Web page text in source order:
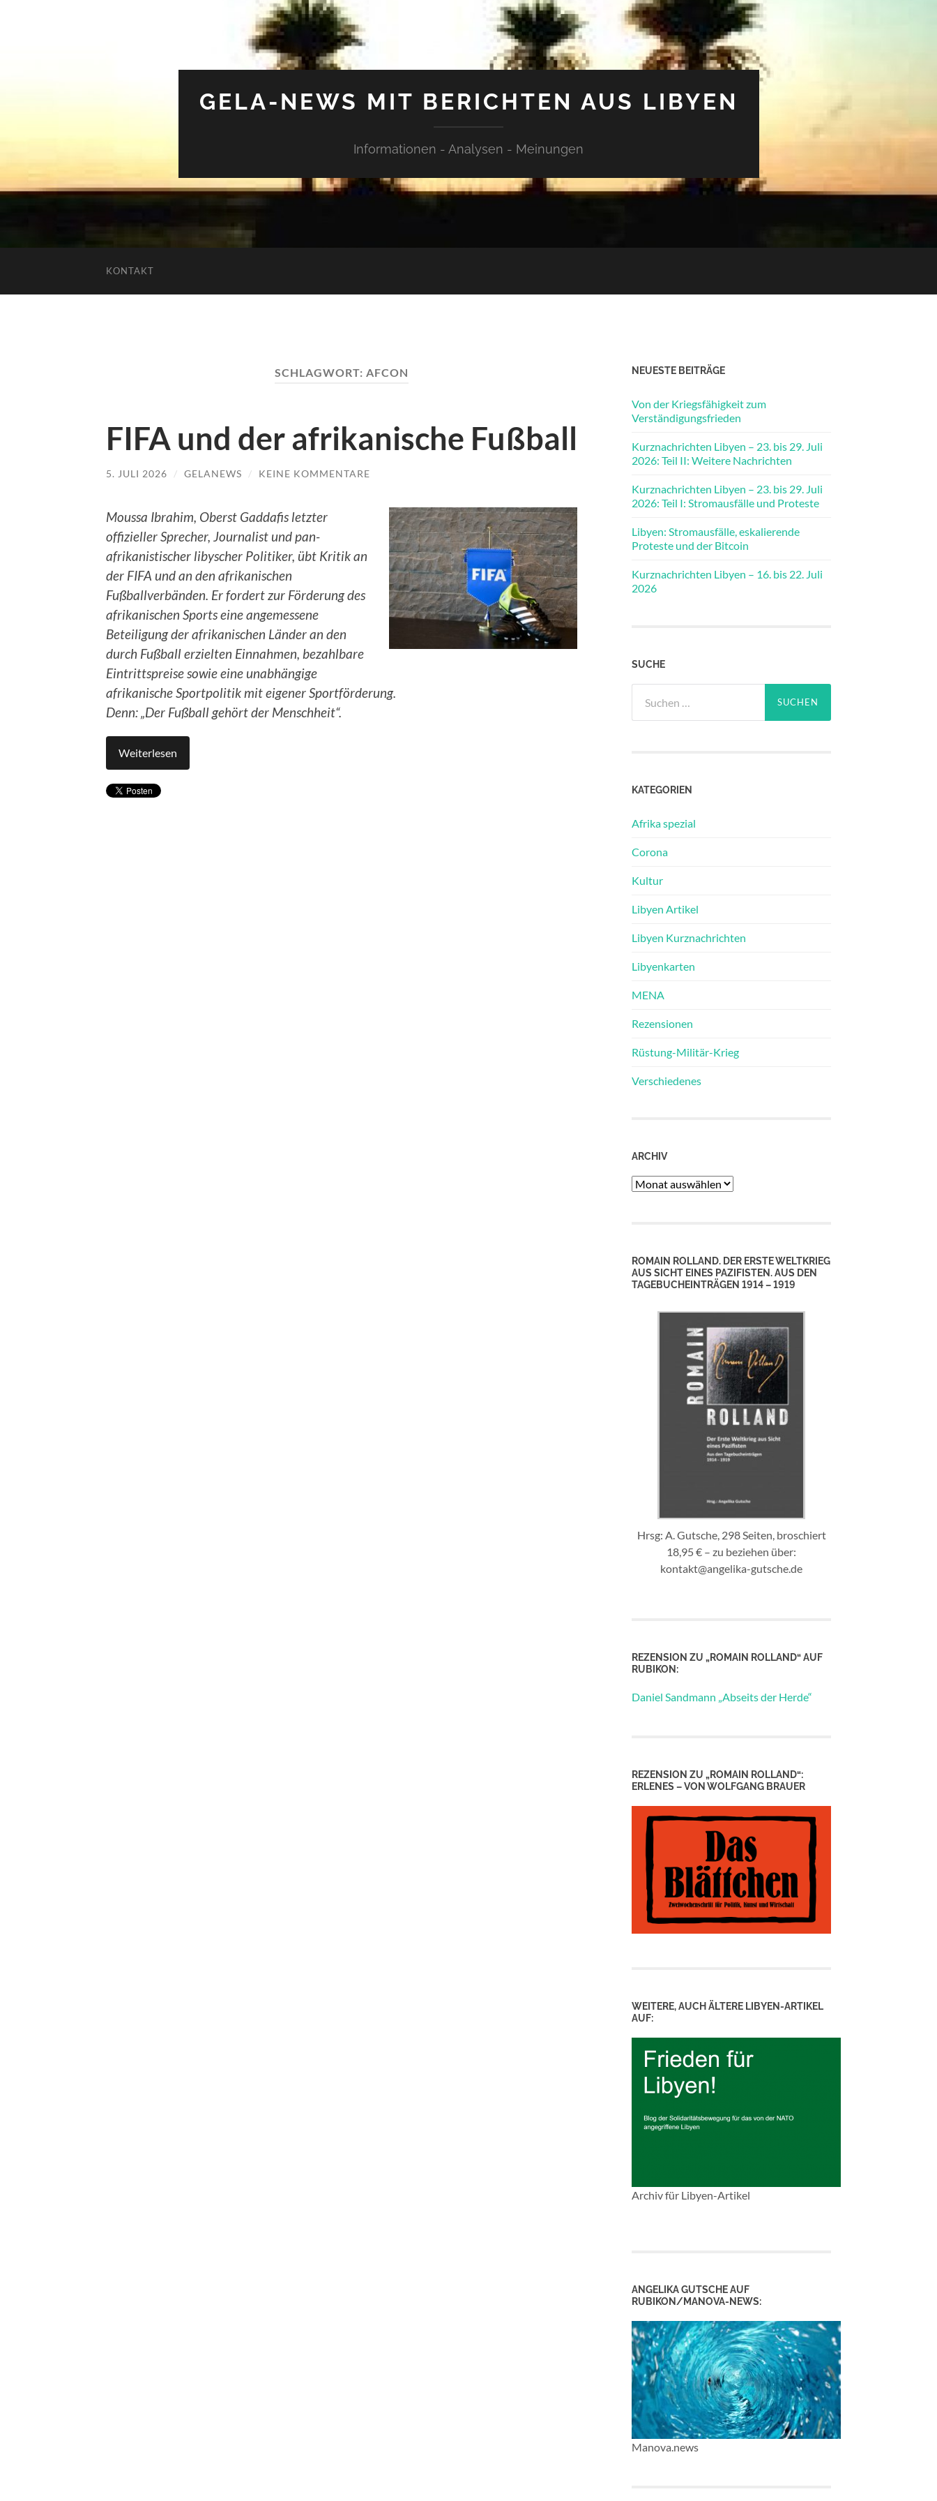
GELA-NEWS MIT BERICHTEN AUS LIBYEN
Informationen - Analysen - Meinungen
KONTAKT
SCHLAGWORT: AFCON
FIFA und der afrikanische Fußball
5. JULI 2026 / GELANEWS / KEINE KOMMENTARE
Moussa Ibrahim, Oberst Gaddafis letzter
offizieller Sprecher, Journalist und pan-
afrikanistischer libyscher Politiker, übt Kritik an
der FIFA und an den afrikanischen
Fußballverbänden. Er fordert zur Förderung des
afrikanischen Sports eine angemessene
Beteiligung der afrikanischen Länder an den
durch Fußball erzielten Einnahmen, bezahlbare
Eintrittspreise sowie eine unabhängige
afrikanische Sportpolitik mit eigener Sportförderung.
Denn: „Der Fußball gehört der Menschheit“.
Weiterlesen
NEUESTE BEITRÄGE
Von der Kriegsfähigkeit zum
Verständigungsfrieden
Kurznachrichten Libyen – 23. bis 29. Juli
2026: Teil II: Weitere Nachrichten
Kurznachrichten Libyen – 23. bis 29. Juli
2026: Teil I: Stromausfälle und Proteste
Libyen: Stromausfälle, eskalierende
Proteste und der Bitcoin
Kurznachrichten Libyen – 16. bis 22. Juli
2026
SUCHE
nach:
KATEGORIEN
Afrika spezial
Corona
Kultur
Libyen Artikel
Libyen Kurznachrichten
Libyenkarten
MENA
Rezensionen
Rüstung-Militär-Krieg
Verschiedenes
ARCHIV
Archiv
ROMAIN ROLLAND. DER ERSTE WELTKRIEG
AUS SICHT EINES PAZIFISTEN. AUS DEN
TAGEBUCHEINTRÄGEN 1914 – 1919
Hrsg: A. Gutsche, 298 Seiten, broschiert
18,95 € – zu beziehen über:
kontakt@angelika-gutsche.de
REZENSION ZU „ROMAIN ROLLAND“ AUF
RUBIKON:
Daniel Sandmann „Abseits der Herde“
REZENSION ZU „ROMAIN ROLLAND“:
ERLENES – VON WOLFGANG BRAUER
WEITERE, AUCH ÄLTERE LIBYEN-ARTIKEL
AUF:
Archiv für Libyen-Artikel
ANGELIKA GUTSCHE AUF
RUBIKON/MANOVA-NEWS:
Manova.news